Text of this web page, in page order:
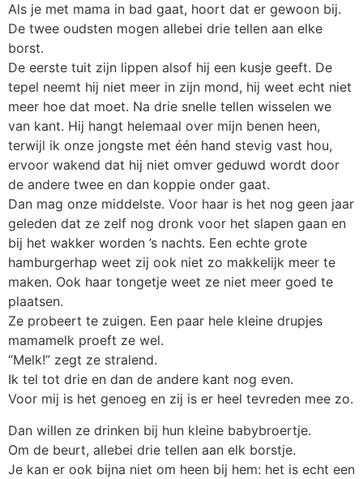
Als je met mama in bad gaat, hoort dat er gewoon bij.
De twee oudsten mogen allebei drie tellen aan elke
borst.
De eerste tuit zijn lippen alsof hij een kusje geeft. De
tepel neemt hij niet meer in zijn mond, hij weet echt niet
meer hoe dat moet. Na drie snelle tellen wisselen we
van kant. Hij hangt helemaal over mijn benen heen,
terwijl ik onze jongste met één hand stevig vast hou,
ervoor wakend dat hij niet omver geduwd wordt door
de andere twee en dan koppie onder gaat.
Dan mag onze middelste. Voor haar is het nog geen jaar
geleden dat ze zelf nog dronk voor het slapen gaan en
bij het wakker worden ’s nachts. Een echte grote
hamburgerhap weet zij ook niet zo makkelijk meer te
maken. Ook haar tongetje weet ze niet meer goed te
plaatsen.
Ze probeert te zuigen. Een paar hele kleine drupjes
mamamelk proeft ze wel.
“Melk!” zegt ze stralend.
Ik tel tot drie en dan de andere kant nog even.
Voor mij is het genoeg en zij is er heel tevreden mee zo.
Dan willen ze drinken bij hun kleine babybroertje.
Om de beurt, allebei drie tellen aan elk borstje.
Je kan er ook bijna niet om heen bij hem: het is echt een